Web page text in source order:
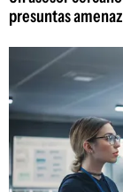
presuntas